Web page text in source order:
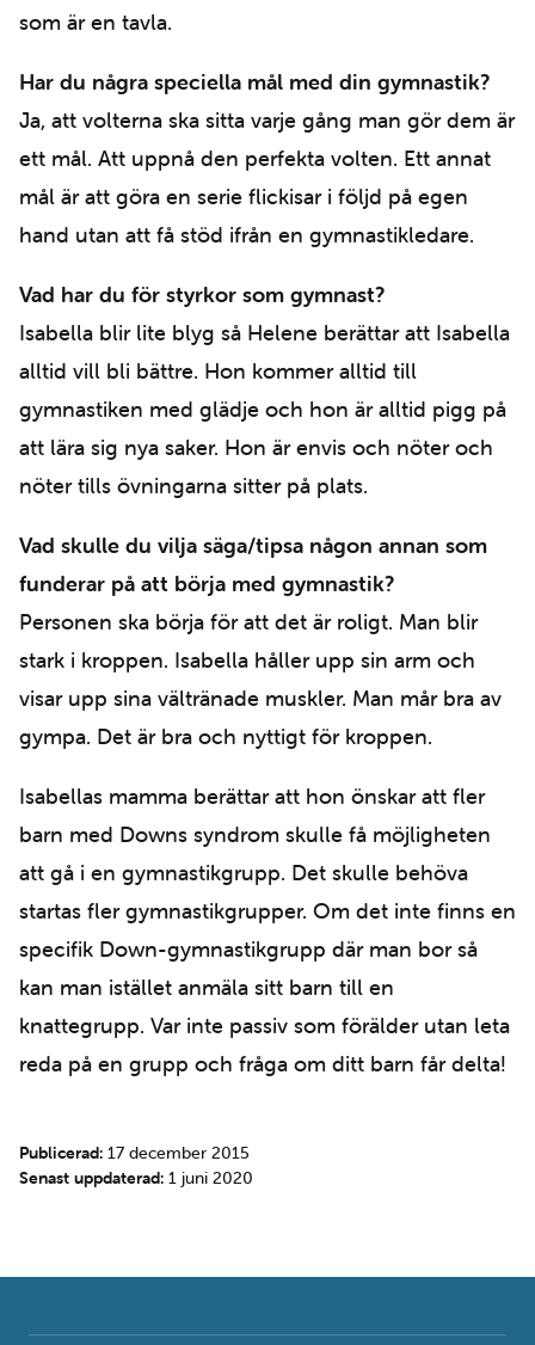
som är en tavla.
Har du några speciella mål med din gymnastik?
Ja, att volterna ska sitta varje gång man gör dem är
ett mål. Att uppnå den perfekta volten. Ett annat
mål är att göra en serie flickisar i följd på egen
hand utan att få stöd ifrån en gymnastikledare.
Vad har du för styrkor som gymnast?
Isabella blir lite blyg så Helene berättar att Isabella
alltid vill bli bättre. Hon kommer alltid till
gymnastiken med glädje och hon är alltid pigg på
att lära sig nya saker. Hon är envis och nöter och
nöter tills övningarna sitter på plats.
Vad skulle du vilja säga/tipsa någon annan som
funderar på att börja med gymnastik?
Personen ska börja för att det är roligt. Man blir
stark i kroppen. Isabella håller upp sin arm och
visar upp sina vältränade muskler. Man mår bra av
gympa. Det är bra och nyttigt för kroppen.
Isabellas mamma berättar att hon önskar att fler
barn med Downs syndrom skulle få möjligheten
att gå i en gymnastikgrupp. Det skulle behöva
startas fler gymnastikgrupper. Om det inte finns en
specifik Down-gymnastikgrupp där man bor så
kan man istället anmäla sitt barn till en
knattegrupp. Var inte passiv som förälder utan leta
reda på en grupp och fråga om ditt barn får delta!
Publicerad: 17 december 2015
Senast uppdaterad: 1 juni 2020